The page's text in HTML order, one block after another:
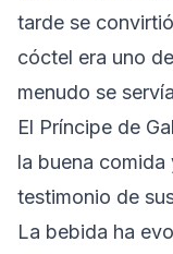
tarde se
cóctel era uno
menudo se
El Príncipe de
la buena
testimonio de
La bebida ha